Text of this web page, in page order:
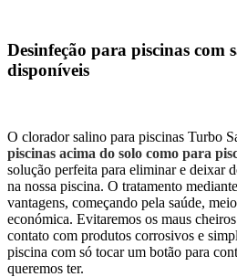
Desinfeção para piscinas com
disponíveis
O clorador salino para piscinas Turbo
piscinas acima do solo como para
solução perfeita para eliminar e deixar
na nossa piscina. O tratamento
vantagens, começando pela saúde,
económica. Evitaremos os maus
contato com produtos corrosivos e
piscina com só tocar um botão para
queremos ter.